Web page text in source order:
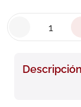
Descripción
cerave
7. megacistin